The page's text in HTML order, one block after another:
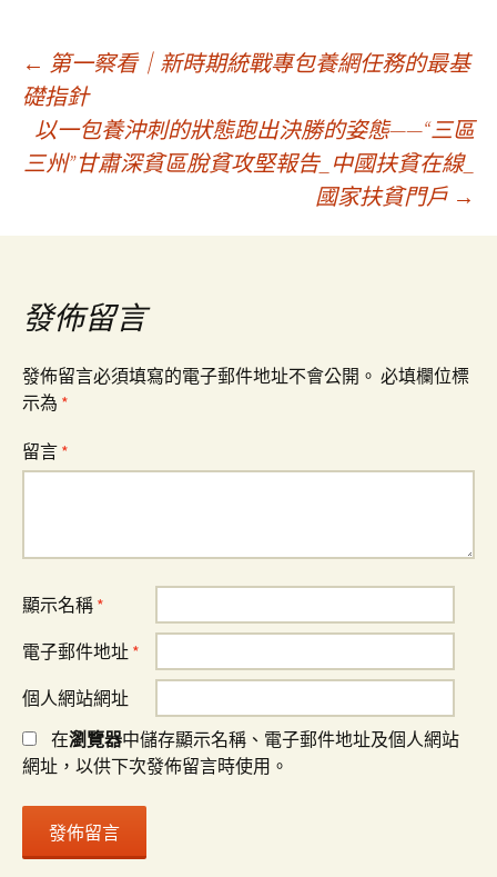
文
章
導
覽
← 第一察看｜新時期統戰專包養網任務的最基
礎指針
以一包養沖刺的狀態跑出決勝的姿態——“三區
三州”甘肅深貧區脫貧攻堅報告_中國扶貧在線_
國家扶貧門戶 →
發佈留言
發佈留言必須填寫的電子郵件地址不會公開。 必填欄位標
示為 *
留言 *
顯示名稱 *
電子郵件地址 *
個人網站網址
在瀏覽器中儲存顯示名稱、電子郵件地址及個人網站
網址，以供下次發佈留言時使用。